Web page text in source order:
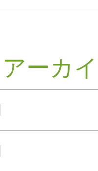
アーカ